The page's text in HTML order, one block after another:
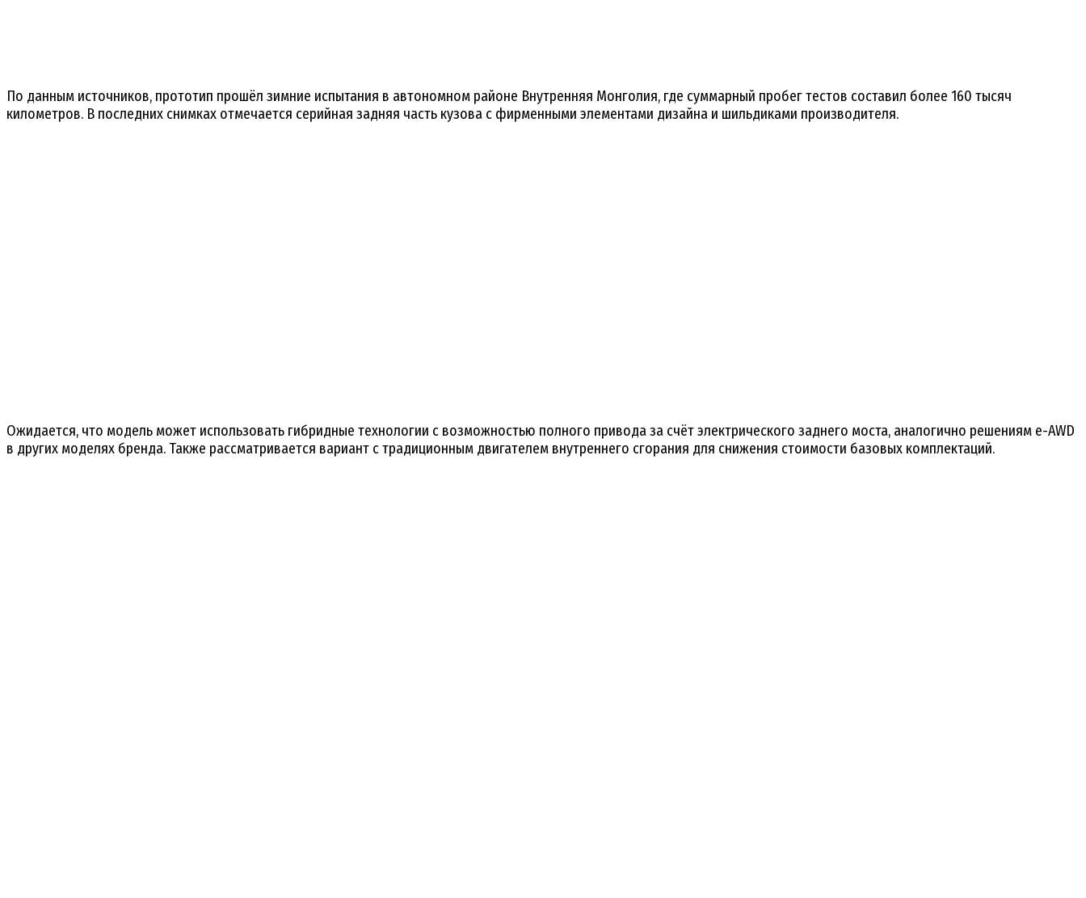
По данным источников, прототип прошёл зимние испытания в автономном районе Внутренняя Монголия, где суммарный пробег тестов составил более 160 тысяч
километров. В последних снимках отмечается серийная задняя часть кузова с фирменными элементами дизайна и шильдиками производителя.
Ожидается, что модель может использовать гибридные технологии с возможностью полного привода за счёт электрического заднего моста, аналогично решениям e-AWD
в других моделях бренда. Также рассматривается вариант с традиционным двигателем внутреннего сгорания для снижения стоимости базовых комплектаций.